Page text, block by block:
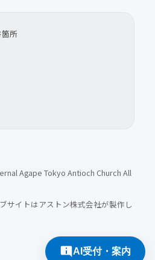
所
Agape Tokyo Antioch Church All
サイトはアストン株式会社が製作し
AI受付・案内